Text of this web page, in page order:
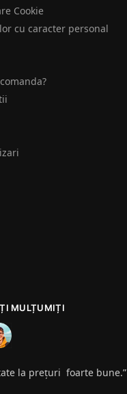
Cookie
cu caracter personal
MULȚUMIȚI
la prețuri foarte bune.”